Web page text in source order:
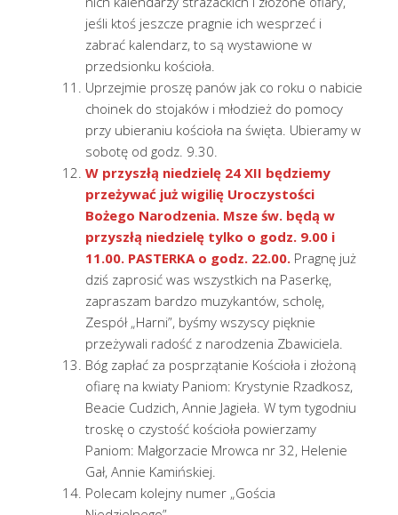
jeśli ktoś jeszcze pragnie ich wesprzeć i
zabrać kalendarz, to są wystawione w
przedsionku kościoła.
Uprzejmie proszę panów jak co roku o nabicie
choinek do stojaków i młodzież do pomocy
przy ubieraniu kościoła na święta. Ubieramy w
sobotę od godz. 9.30.
W przyszłą niedzielę 24 XII będziemy
przeżywać już wigilię Uroczystości
Bożego Narodzenia. Msze św. będą w
przyszłą niedzielę tylko o godz. 9.00 i
11.00. PASTERKA o godz. 22.00. Pragnę już
dziś zaprosić was wszystkich na Paserkę,
zapraszam bardzo muzykantów, scholę,
Zespół „Harni”, byśmy wszyscy pięknie
przeżywali radość z narodzenia Zbawiciela.
Bóg zapłać za posprzątanie Kościoła i złożoną
ofiarę na kwiaty Paniom: Krystynie Rzadkosz,
Beacie Cudzich, Annie Jagieła. W tym tygodniu
troskę o czystość kościoła powierzamy
Paniom: Małgorzacie Mrowca nr 32, Helenie
Gał, Annie Kamińskiej.
Polecam kolejny numer „Gościa